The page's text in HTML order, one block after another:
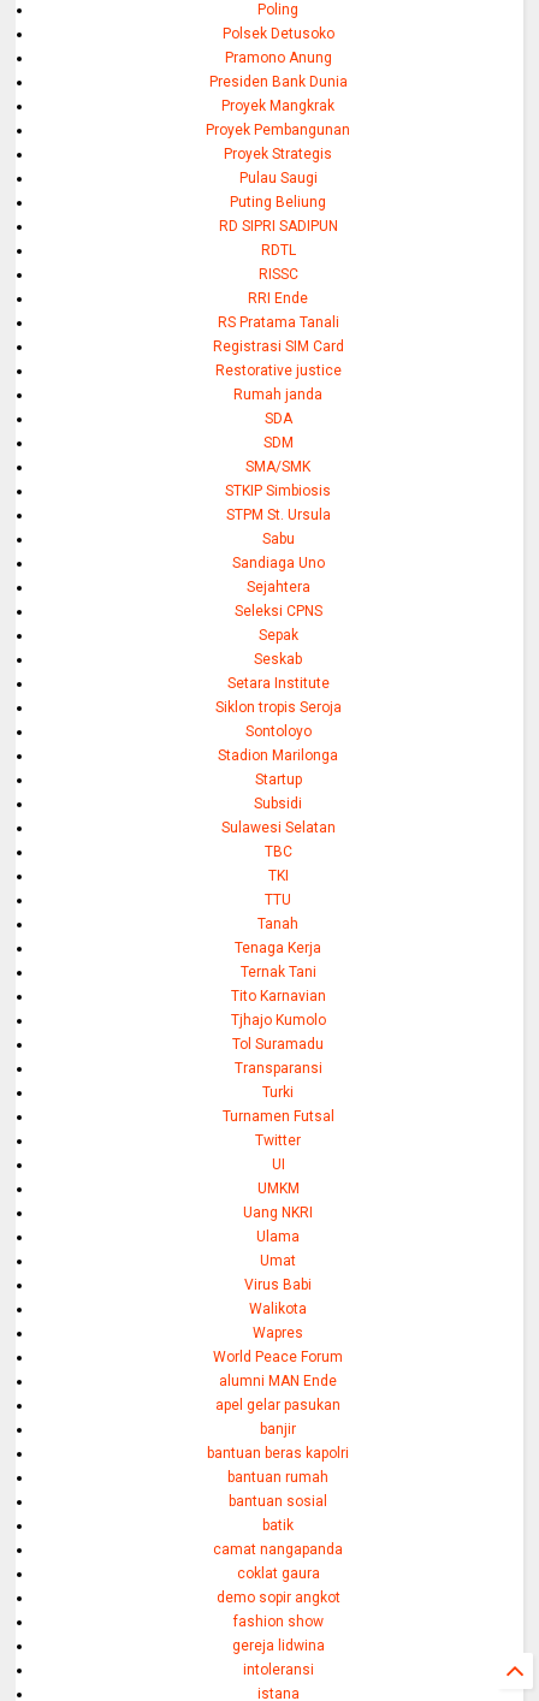
Poling
Polsek Detusoko
Pramono Anung
Presiden Bank Dunia
Proyek Mangkrak
Proyek Pembangunan
Proyek Strategis
Pulau Saugi
Puting Beliung
RD SIPRI SADIPUN
RDTL
RISSC
RRI Ende
RS Pratama Tanali
Registrasi SIM Card
Restorative justice
Rumah janda
SDA
SDM
SMA/SMK
STKIP Simbiosis
STPM St. Ursula
Sabu
Sandiaga Uno
Sejahtera
Seleksi CPNS
Sepak
Seskab
Setara Institute
Siklon tropis Seroja
Sontoloyo
Stadion Marilonga
Startup
Subsidi
Sulawesi Selatan
TBC
TKI
TTU
Tanah
Tenaga Kerja
Ternak Tani
Tito Karnavian
Tjhajo Kumolo
Tol Suramadu
Transparansi
Turki
Turnamen Futsal
Twitter
UI
UMKM
Uang NKRI
Ulama
Umat
Virus Babi
Walikota
Wapres
World Peace Forum
alumni MAN Ende
apel gelar pasukan
banjir
bantuan beras kapolri
bantuan rumah
bantuan sosial
batik
camat nangapanda
coklat gaura
demo sopir angkot
fashion show
gereja lidwina
intoleransi
istana